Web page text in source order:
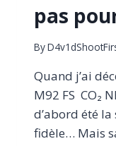
pas
By
Quand j’ai
M92 FS CO₂
d’abord été
fidèle… Mais